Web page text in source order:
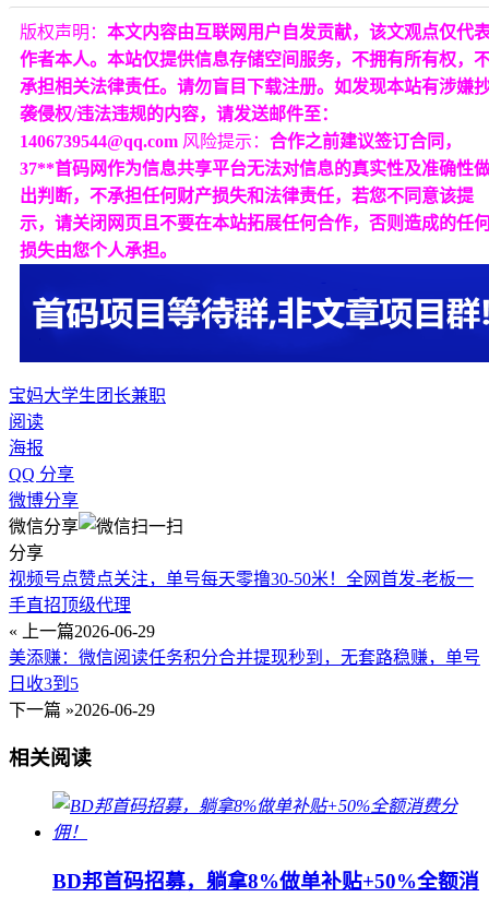
版权声明： 本文内容由互联网用户自发贡献，该文观点仅代
作者本人。本站仅提供信息存储空间服务，不拥有所有权，
承担相关法律责任。请勿盲目下载注册。如发现本站有涉嫌
袭侵权/违法违规的内容，请发送邮件至：
1406739544@qq.com 风险提示： 合作之前建议签订合同，
37**首码网作为信息共享平台无法对信息的真实性及准确性
出判断，不承担任何财产损失和法律责任，若您不同意该提
示，请关闭网页且不要在本站拓展任何合作，否则造成的任
损失由您个人承担。
宝妈大学生 团长兼职
阅读
海报
QQ 分享
微博分享
微信分享
分享
视频号点赞点关注，单号每天零撸30-50米！全网首发-老板一
手直招顶级代理
« 上一篇2026-06-29
美添赚：微信阅读任务积分合并提现秒到，无套路稳赚，单号
日收3到5
下一篇 »2026-06-29
相关阅读
BD邦首码招募，躺拿8%做单补贴+50%全额消